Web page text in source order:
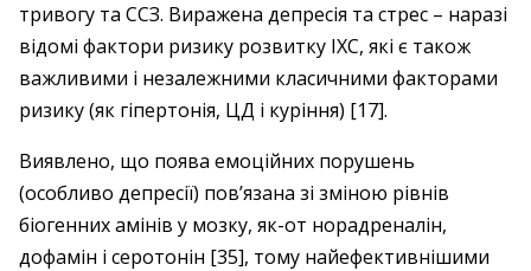
тривогу та ССЗ. Виражена депресія та стрес – наразі
відомі фактори ризику розвитку ІХС, які є також
важливими і незалежними класичними факторами
ризику (як гіпертонія, ЦД і куріння) [17].
Виявлено, що поява емоційних порушень
(особливо депресії) пов’язана зі зміною рівнів
біогенних амінів у мозку, як-от норадреналін,
дофамін і серотонін [35], тому найефективнішими